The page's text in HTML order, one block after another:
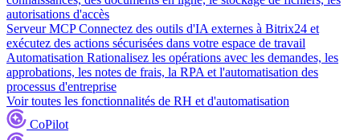
autorisations d'accès
Serveur MCP Connectez des outils d'IA externes à Bitrix24 et
exécutez des actions sécurisées dans votre espace de travail
Automatisation Rationalisez les opérations avec les demandes, les
approbations, les notes de frais, la RPA et l'automatisation des
processus d'entreprise
Voir toutes les fonctionnalités de RH et d'automatisation
CoPilot